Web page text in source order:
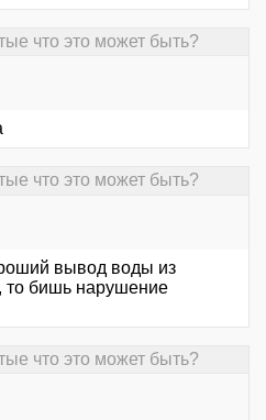
что это может быть?
что это может быть?
вывод воды из
то бишь нарушение
что это может быть?